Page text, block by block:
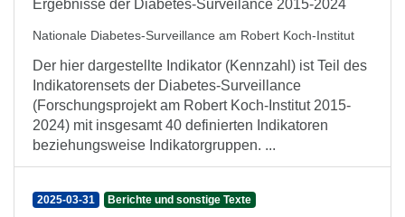
Ergebnisse der Diabetes-Surveilance 2015-2024
Nationale Diabetes-Surveillance am Robert Koch-Institut
Der hier dargestellte Indikator (Kennzahl) ist Teil des
Indikatorensets der Diabetes-Surveillance
(Forschungsprojekt am Robert Koch-Institut 2015-
2024) mit insgesamt 40 definierten Indikatoren
beziehungsweise Indikatorgruppen. ...
2025-03-31 Berichte und sonstige Texte